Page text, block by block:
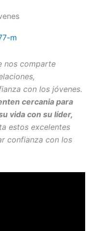
nos comparte
con los jóvenes.
cercania para
vida con su líder,
estos excelentes
confianza con los